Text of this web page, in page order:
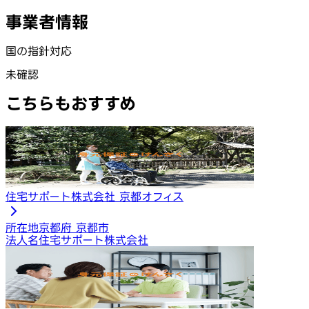
事業者情報
国の指針対応
未確認
こちらもおすすめ
住宅サポート株式会社 京都オフィス
所在地京都府 京都市
法人名住宅サポート株式会社